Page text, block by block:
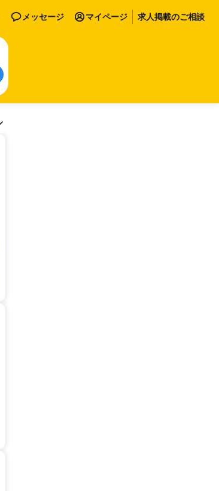
メッセージ マイページ 求人掲載のご相談